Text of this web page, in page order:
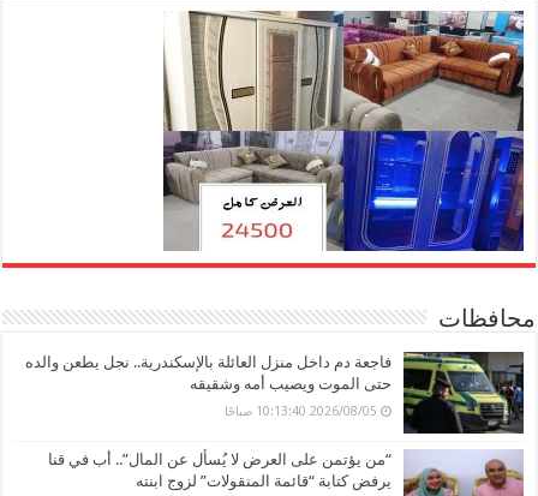
محافظات
فاجعة دم داخل منزل العائلة بالإسكندرية.. نجل يطعن والده
حتى الموت ويصيب أمه وشقيقه
2026/08/05 10:13:40 صباحًا
“من يؤتمن على العرض لا يُسأل عن المال”.. أب في قنا
يرفض كتابة “قائمة المنقولات” لزوج ابنته